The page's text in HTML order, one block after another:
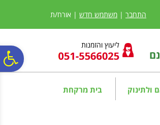
נגישות
אתר
המרכזי התחבר | משתמש חדש | אורח/ת
ליעוץ והזמנות
ולתינוק בית מרקחת